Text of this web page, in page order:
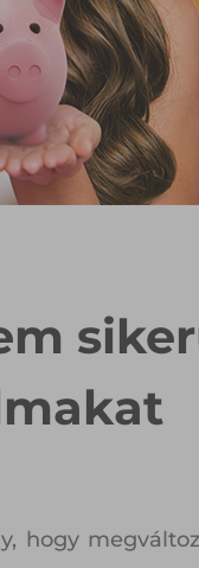
hogy